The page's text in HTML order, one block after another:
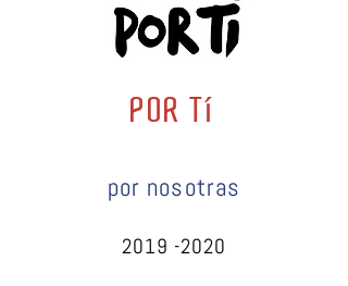
POR Tí
por nosotras
2019 -2020